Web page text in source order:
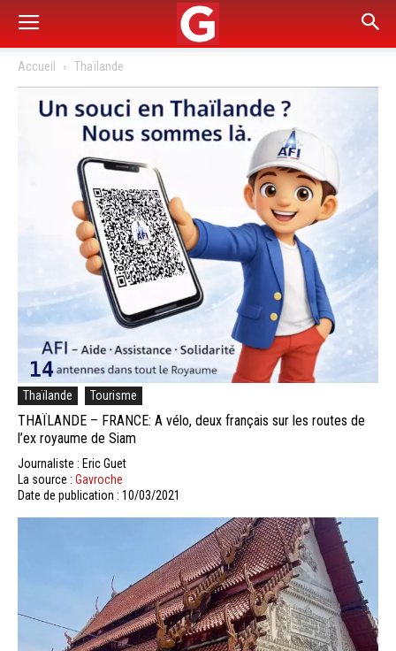
Accueil Thaïlande
Thaïlande Tourisme
THAÏLANDE – FRANCE: A vélo, deux français sur les routes de
l’ex royaume de Siam
Journaliste : Eric Guet
La source : Gavroche
Date de publication : 10/03/2021